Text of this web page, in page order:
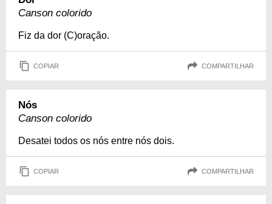
Canson colorido
Fiz da dor (C)oração.
COPIAR COMPARTILHAR
Nós
Canson colorido
Desatei todos os nós entre nós dois.
COPIAR COMPARTILHAR